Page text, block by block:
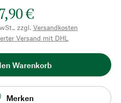
€
zzgl. Versandkosten
Versand mit DHL
Warenkorb
Merken